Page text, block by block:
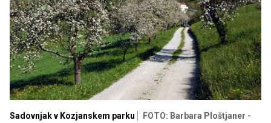
Sadovnjak v Kozjanskem parku
FOTO: Barbara Ploštjaner -